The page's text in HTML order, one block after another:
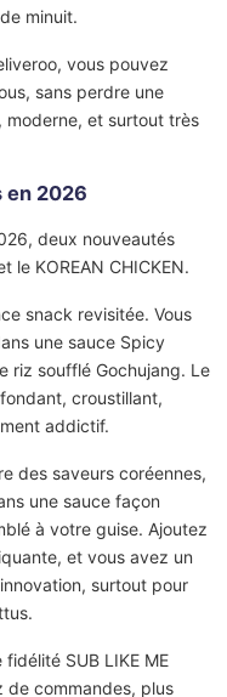
minuit.
vous pouvez
sans perdre une
et surtout très
en 2026
deux nouveautés
le KOREAN CHICKEN.
snack revisitée. Vous
une sauce Spicy
riz soufflé Gochujang. Le
croustillant,
addictif.
des saveurs coréennes,
une sauce façon
à votre guise. Ajoutez
et vous avez un
surtout pour
SUB LIKE ME
de commandes, plus